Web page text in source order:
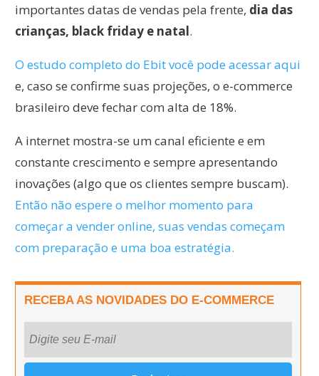
importantes datas de vendas pela frente, dia das
crianças, black friday e natal.
O estudo completo do Ebit você pode acessar aqui
e, caso se confirme suas projeções, o e-commerce
brasileiro deve fechar com alta de 18%.
A internet mostra-se um canal eficiente e em
constante crescimento e sempre apresentando
inovações (algo que os clientes sempre buscam).
Então não espere o melhor momento para
começar a vender online, suas vendas começam
com preparação e uma boa estratégia.
RECEBA AS NOVIDADES DO E-COMMERCE